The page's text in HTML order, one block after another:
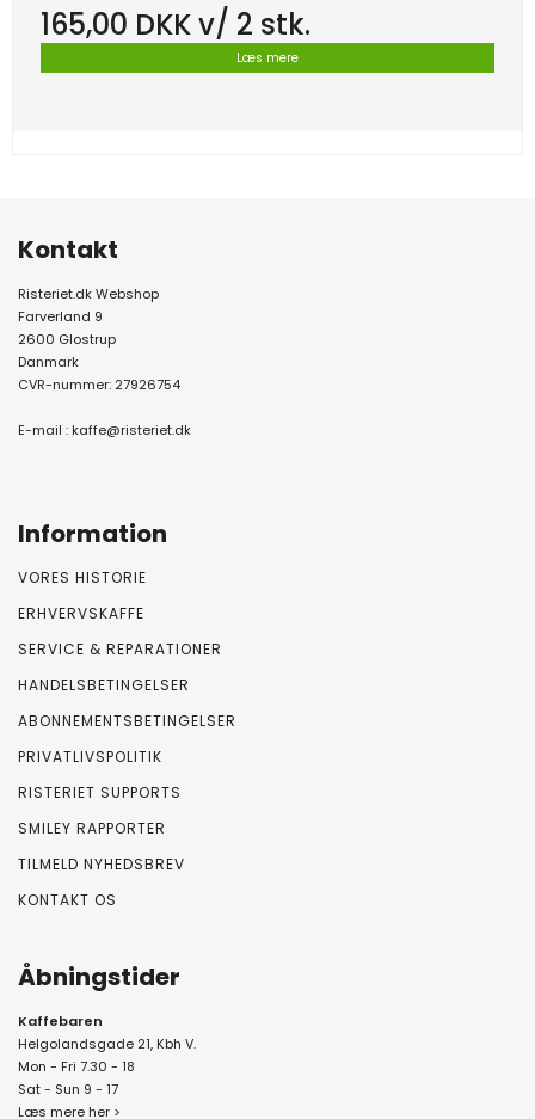
165,00 DKKv/ 2 stk.
Læs mere
Kontakt
Risteriet.dk Webshop
Farverland 9
2600 Glostrup
Danmark
CVR-nummer: 27926754
E-mail : kaffe@risteriet.dk
Information
VORES HISTORIE
ERHVERVSKAFFE
SERVICE & REPARATIONER
HANDELSBETINGELSER
ABONNEMENTSBETINGELSER
PRIVATLIVSPOLITIK
RISTERIET SUPPORTS
SMILEY RAPPORTER
TILMELD NYHEDSBREV
KONTAKT OS
Åbningstider
Kaffebaren
Helgolandsgade 21, Kbh V.
Mon - Fri 7.30 - 18
Sat - Sun 9 - 17
Læs mere her >